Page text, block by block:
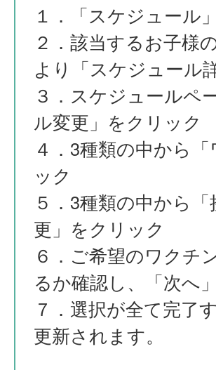
１．「スケジュール
２．該当するお子様
より「スケジュール
３．スケジュールペ
ル変更」をクリック
４．3種類の中から
ック
５．3種類の中から
更」をクリック
６．ご希望のワクチ
るか確認し、「次へ
７．選択が全て完了
更新されます。